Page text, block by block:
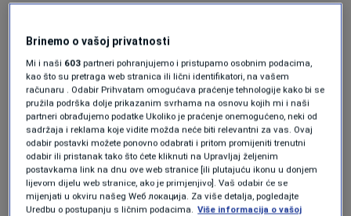
u 64. minuti fantastičnom solo akcijom doveo
Hull u vodstvo. Alžirac je prošao kroz odbranu
domaćih i preciznim udarcem pogodio za 0:1.
Sve dileme oko pobjednika riješene su u 79.
minuti kada je Belloumi upisao i asistenciju.
Poslao je loptu u šesnaesterac, a Joe Gelhardt
rutinski pogodio za konačnih 0:2.
Brinemo o vašoj privatnosti
Mi i naši 603 partneri pohranjujemo i pristupamo osobnim podacima,
kao što su pretraga web stranica ili lični identifikatori, na vašem
računaru . Odabir Prihvatam omogućava praćenje tehnologije kako bi se
pružila podrška dolje prikazanim svrhama na osnovu kojih mi i naši
partneri obrađujemo podatke Ukoliko je praćenje onemogućeno, neki od
sadržaja i reklama koje vidite možda neće biti relevantni za vas. Ovaj
odabir postavki možete ponovno odabrati i pritom promijeniti trenutni
odabir ili pristanak tako što ćete kliknuti na Upravljaj željenim
postavkama link na dnu ove web stranice [ili plutajuću ikonu u donjem
lijevom dijelu web stranice, ako je primjenjivo]. Vaš odabir će se
mijenjati u okviru našeg Wеб локација. Za više detalja, pogledajte
Uredbu o postupanju s ličnim podacima. Više informacija o vašoj